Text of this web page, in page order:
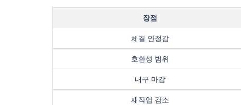
장점
체결 안정감
호환성 범위
내구 마감
재작업 감소